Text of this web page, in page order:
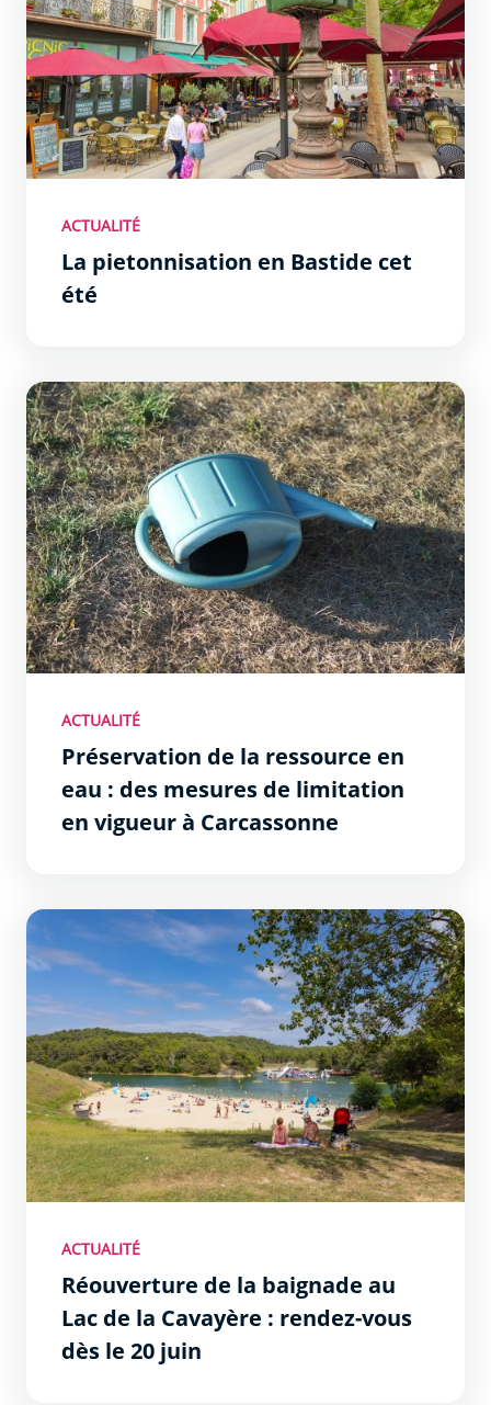
ACTUALITÉ
La pietonnisation en Bastide cet
été
Préservation de la ressource en eau : des mesures de
ACTUALITÉ
Préservation de la ressource en
eau : des mesures de limitation
en vigueur à Carcassonne
Réouverture de la baignade au Lac de la Cavayère :
ACTUALITÉ
Réouverture de la baignade au
Lac de la Cavayère : rendez-vous
dès le 20 juin